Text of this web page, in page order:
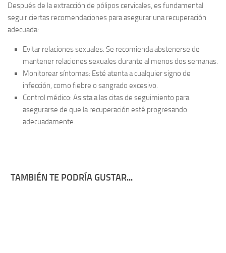
Después de la extracción de pólipos cervicales, es fundamental
seguir ciertas recomendaciones para asegurar una recuperación
adecuada:
Evitar relaciones sexuales: Se recomienda abstenerse de
mantener relaciones sexuales durante al menos dos semanas.
Monitorear síntomas: Esté atenta a cualquier signo de
infección, como fiebre o sangrado excesivo.
Control médico: Asista a las citas de seguimiento para
asegurarse de que la recuperación esté progresando
adecuadamente.
TAMBIÉN TE PODRÍA GUSTAR...